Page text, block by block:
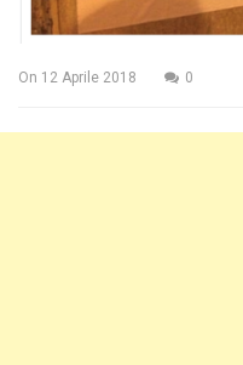
On 12 Aprile 2018 0